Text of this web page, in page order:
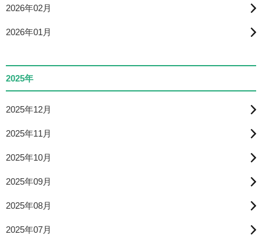
2026年02月
2026年01月
2025年
2025年12月
2025年11月
2025年10月
2025年09月
2025年08月
2025年07月